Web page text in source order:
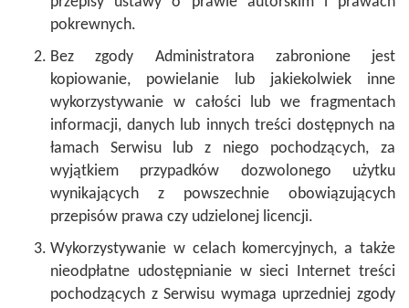
pokrewnych.
Bez zgody Administratora zabronione jest
kopiowanie, powielanie lub jakiekolwiek inne
wykorzystywanie w całości lub we fragmentach
informacji, danych lub innych treści dostępnych na
łamach Serwisu lub z niego pochodzących, za
wyjątkiem przypadków dozwolonego użytku
wynikających z powszechnie obowiązujących
przepisów prawa czy udzielonej licencji.
Wykorzystywanie w celach komercyjnych, a także
nieodpłatne udostępnianie w sieci Internet treści
pochodzących z Serwisu wymaga uprzedniej zgody